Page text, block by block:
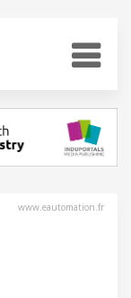
www.eautomation.fr